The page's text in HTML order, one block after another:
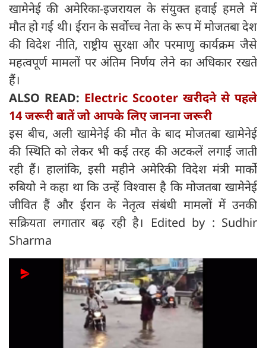
खामेनेई की अमेरिका-इजरायल के संयुक्त हवाई हमले में
मौत हो गई थी। ईरान के सर्वोच्च नेता के रूप में मोजतबा देश
की विदेश नीति, राष्ट्रीय सुरक्षा और परमाणु कार्यक्रम जैसे
महत्वपूर्ण मामलों पर अंतिम निर्णय लेने का अधिकार रखते
हैं।
ALSO READ: Electric Scooter खरीदने से पहले
14 जरूरी बातें जो आपके लिए जानना जरूरी
इस बीच, अली खामेनेई की मौत के बाद मोजतबा खामेनेई
की स्थिति को लेकर भी कई तरह की अटकलें लगाई जाती
रही हैं। हालांकि, इसी महीने अमेरिकी विदेश मंत्री मार्को
रुबियो ने कहा था कि उन्हें विश्वास है कि मोजतबा खामेनेई
जीवित हैं और ईरान के नेतृत्व संबंधी मामलों में उनकी
सक्रियता लगातार बढ़ रही है। Edited by : Sudhir
Sharma